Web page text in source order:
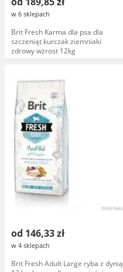
w 6 sklepach
Brit Fresh Karma dla psa dla
szczeniąt kurczak ziemniaki
zdrowy wzrost 12kg
od 146,33 zł
w 4 sklepach
Brit Fresh Adult Large ryba z dynią